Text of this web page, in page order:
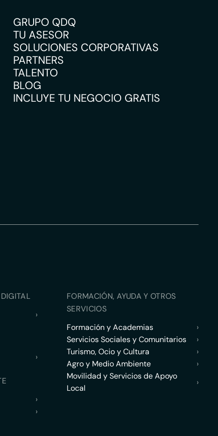
GRUPO QDQ
TU ASESOR
SOLUCIONES CORPORATIVAS
PARTNERS
TALENTO
BLOG
INCLUYE TU NEGOCIO GRATIS
›
›
›
›
FORMACIÓN, AYUDA Y OTROS
SERVICIOS
Formación y Academias
›
Servicios Sociales y Comunitarios
›
Turismo, Ocio y Cultura
›
Agro y Medio Ambiente
›
Movilidad y Servicios de Apoyo
Local
›